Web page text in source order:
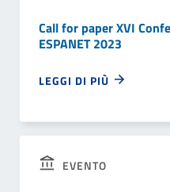
Call for paper XVI
ESPANET 2023
LEGGI DI PIÙ
EVENTO